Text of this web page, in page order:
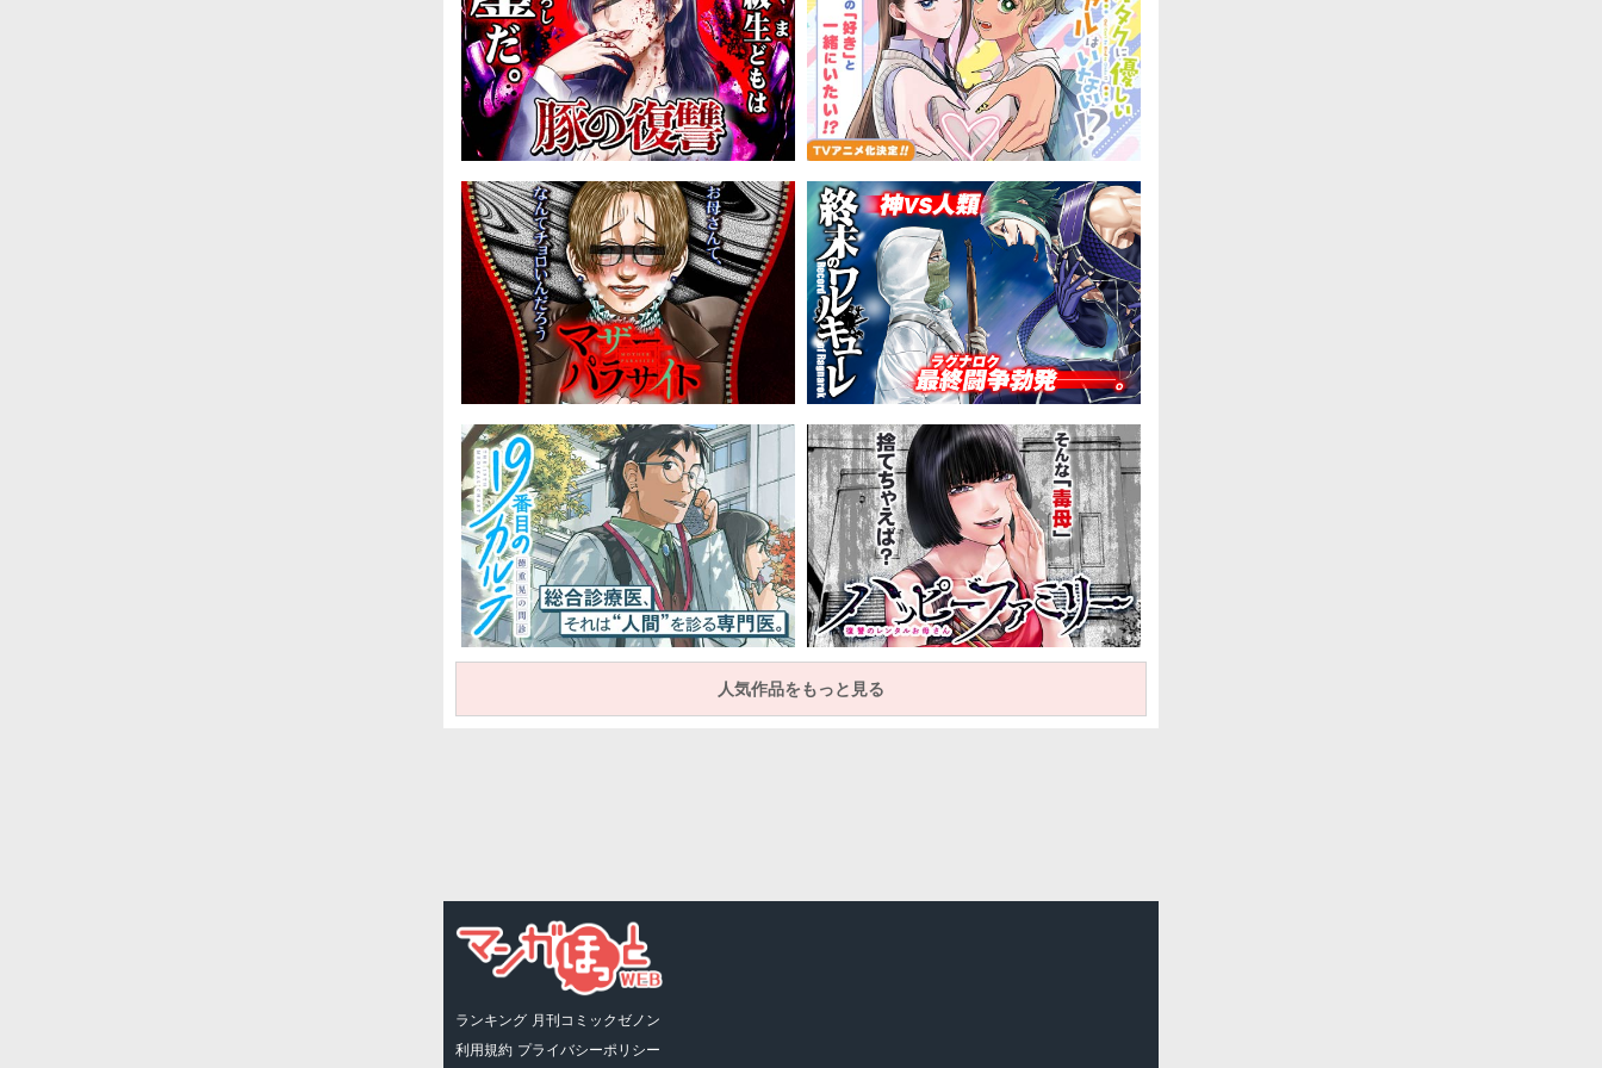
人気作品をもっと見る
ランキング 月刊コミックゼノン
利用規約 プライバシーポリシー